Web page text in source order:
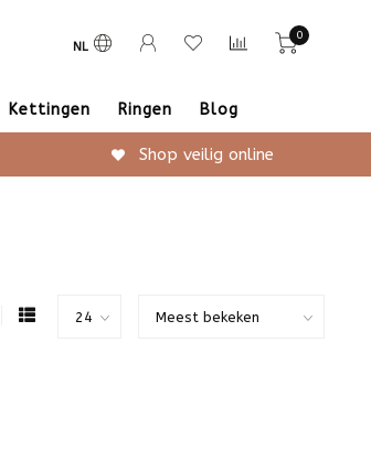
NL
0
Kettingen Ringen Blog
Shop veilig online